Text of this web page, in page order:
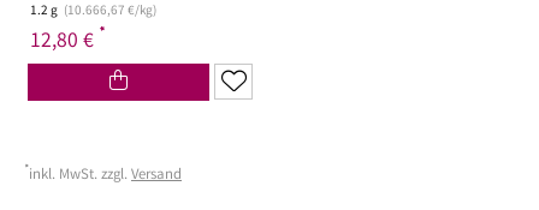
1.2 g (10.666,67 €/kg)
12,80 € *
*inkl. MwSt. zzgl. Versand